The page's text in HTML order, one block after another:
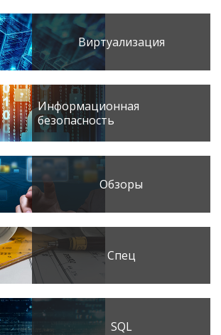
Виртуализация
Информационная
безопасность
Обзоры
Спец
SQL